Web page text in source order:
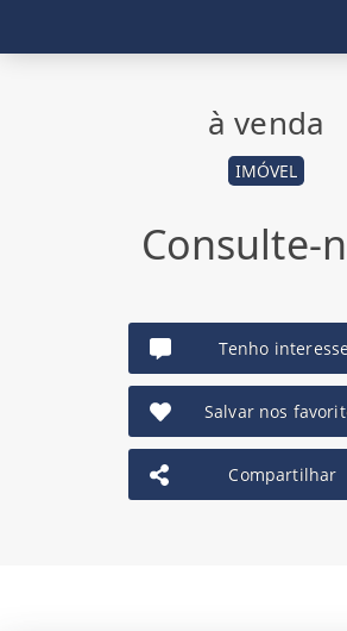
à venda
IMÓVEL
Consulte-
Tenho interesse
Salvar nos
Compartilhar